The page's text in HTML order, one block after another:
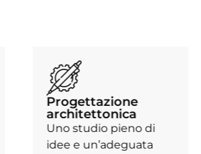
Certificazioni
energia
30 anni di esperienza e
competenza nei servizi